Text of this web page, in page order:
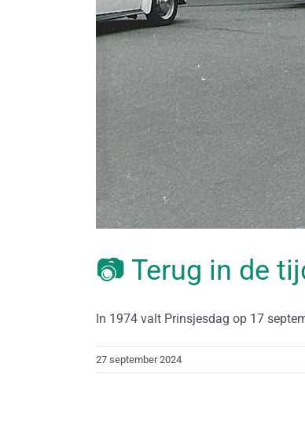
📷 Terug in de
In 1974 valt Prinsjesdag op 17
27 september 2024